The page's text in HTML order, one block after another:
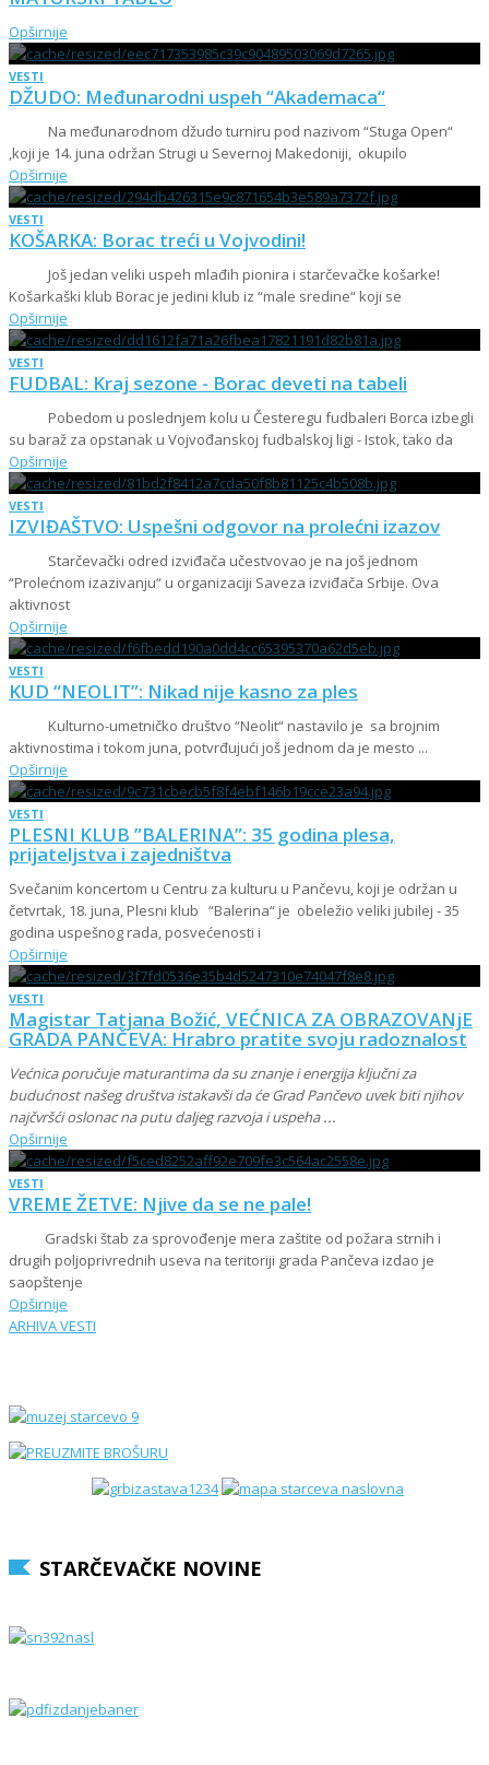
Opširnije
VESTI
DŽUDO: Međunarodni uspeh “Akademaca“
Na međunarodnom džudo turniru pod nazivom “Stuga Open“
,koji je 14. juna održan Strugi u Severnoj Makedoniji, okupilo
Opširnije
VESTI
KOŠARKA: Borac treći u Vojvodini!
Još jedan veliki uspeh mlađih pionira i starčevačke košarke!
Košarkaški klub Borac je jedini klub iz “male sredine“ koji se
Opširnije
VESTI
FUDBAL: Kraj sezone - Borac deveti na tabeli
Pobedom u poslednjem kolu u Česteregu fudbaleri Borca izbegli
su baraž za opstanak u Vojvođanskoj fudbalskoj ligi - Istok, tako da
Opširnije
VESTI
IZVIĐAŠTVO: Uspešni odgovor na prolećni izazov
Starčevački odred izviđača učestvovao je na još jednom
“Prolećnom izazivanju“ u organizaciji Saveza izviđača Srbije. Ova
aktivnost
Opširnije
VESTI
KUD “NEOLIT”: Nikad nije kasno za ples
Kulturno-umetničko društvo “Neolit“ nastavilo je sa brojnim
aktivnostima i tokom juna, potvrđujući još jednom da je mesto ...
Opširnije
VESTI
PLESNI KLUB ”BALERINA”: 35 godina plesa,
prijateljstva i zajedništva
Svečanim koncertom u Centru za kulturu u Pančevu, koji je održan u
četvrtak, 18. juna, Plesni klub “Balerina“ je obeležio veliki jubilej - 35
godina uspešnog rada, posvećenosti i
Opširnije
VESTI
Magistar Tatjana Božić, VEĆNICA ZA OBRAZOVANjE
GRADA PANČEVA: Hrabro pratite svoju radoznalost
Većnica poručuje maturantima da su znanje i energija ključni za
budućnost našeg društva istakavši da će Grad Pančevo uvek biti njihov
najčvršći oslonac na putu daljeg razvoja i uspeha ...
Opširnije
VESTI
VREME ŽETVE: Njive da se ne pale!
Gradski štab za sprovođenje mera zaštite od požara strnih i
drugih poljoprivrednih useva na teritoriji grada Pančeva izdao je
saopštenje
Opširnije
ARHIVA VESTI
STARČEVAČKE NOVINE